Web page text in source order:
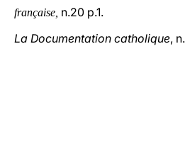
française, n.20 p.1.
La Documentation catholique,